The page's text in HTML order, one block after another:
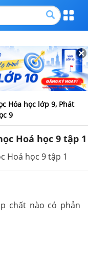
Hóa học lớp 9, Phát
9
Hoá học 9 tập 1
Hoá học 9 tập 1
chất nào có phản